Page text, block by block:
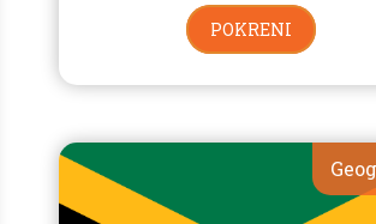
POKRENI